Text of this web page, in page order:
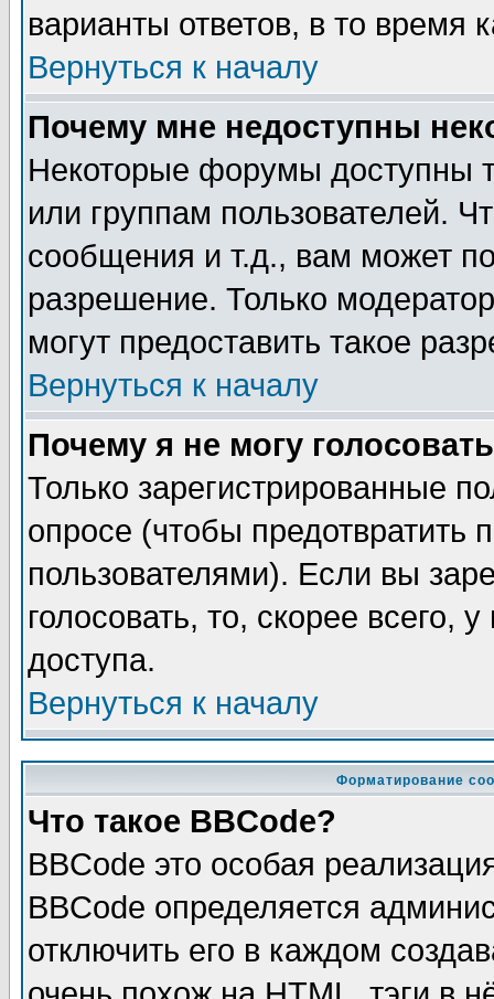
варианты ответов, в то время
Вернуться к началу
Почему мне недоступны
Некоторые форумы доступны
или группам пользователей.
сообщения и т.д., вам может
разрешение. Только
могут предоставить такое
Вернуться к началу
Почему я не могу
Только зарегистрированные
опросе (чтобы предотвратить
пользователями). Если вы
голосовать, то, скорее всего,
доступа.
Вернуться к началу
Форматирование
Что такое BBCode?
BBCode это особая
BBCode определяется
отключить его в каждом